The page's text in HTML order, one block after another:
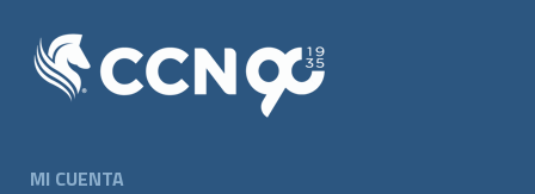
MI CUENTA